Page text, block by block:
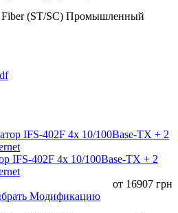
Fiber (ST/SC) Промышленный
IFS-402F 4x 10/100Base-TX + 2
от 16907 грн
Модификацию